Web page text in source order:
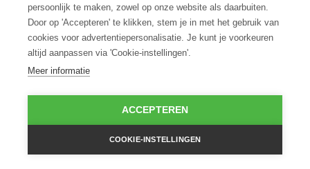
Privacy Policy
Cookies
Cookie policy
persoonlijk te maken, zowel op onze website als daarbuiten.
Door op 'Accepteren' te klikken, stem je in met het gebruik van
cookies voor advertentiepersonalisatie. Je kunt je voorkeuren
altijd aanpassen via 'Cookie-instellingen'.
Meer informatie
ACCEPTEREN
COOKIE-INSTELLINGEN